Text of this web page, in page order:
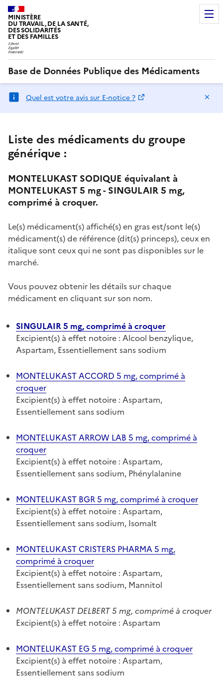
MINISTÈRE
DU TRAVAIL, DE LA SANTÉ,
DES SOLIDARITÉS
ET DES FAMILLES
Base de Données Publique des Médicaments
Quel est votre avis sur E-notice ?
Liste des médicaments du groupe
générique :
MONTELUKAST SODIQUE équivalant à
MONTELUKAST 5 mg - SINGULAIR 5 mg,
comprimé à croquer.
Le(s) médicament(s) affiché(s) en gras est/sont le(s)
médicament(s) de référence (dit(s) princeps), ceux en
italique sont ceux qui ne sont pas disponibles sur le
marché.
Vous pouvez obtenir les détails sur chaque
médicament en cliquant sur son nom.
SINGULAIR 5 mg, comprimé à croquer
Excipient(s) à effet notoire : Alcool benzylique,
Aspartam, Essentiellement sans sodium
MONTELUKAST ACCORD 5 mg, comprimé à
croquer
Excipient(s) à effet notoire : Aspartam,
Essentiellement sans sodium
MONTELUKAST ARROW LAB 5 mg, comprimé à
croquer
Excipient(s) à effet notoire : Aspartam,
Essentiellement sans sodium, Phénylalanine
MONTELUKAST BGR 5 mg, comprimé à croquer
Excipient(s) à effet notoire : Aspartam,
Essentiellement sans sodium, Isomalt
MONTELUKAST CRISTERS PHARMA 5 mg,
comprimé à croquer
Excipient(s) à effet notoire : Aspartam,
Essentiellement sans sodium, Mannitol
MONTELUKAST DELBERT 5 mg, comprimé à croquer
Excipient(s) à effet notoire : Aspartam
MONTELUKAST EG 5 mg, comprimé à croquer
Excipient(s) à effet notoire : Aspartam,
Essentiellement sans sodium